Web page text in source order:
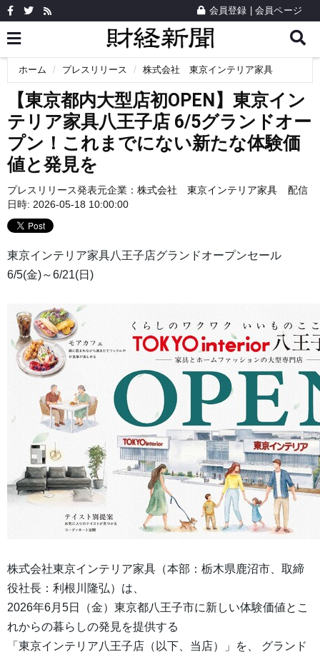
会員登録 会員ページ
ホーム プレスリリース 株式会社 東京インテリア家具
【東京都内大型店初OPEN】東京イン
テリア家具八王子店 6/5グランドオー
プン！これまでにない新たな体験価
値と発見を
プレスリリース発表元企業： 株式会社 東京インテリア家具
配信
日時: 2026-05-18 10:00:00
東京インテリア家具八王子店グランドオープンセール
6/5(金)～6/21(日)
株式会社東京インテリア家具（本部：栃木県鹿沼市、取締
役社長：利根川隆弘）は、
2026年6月5日（金）東京都八王子市に新しい体験価値とこ
れからの暮らしの発見を提供する
「東京インテリア八王子店（以下、当店）」を、 グランド